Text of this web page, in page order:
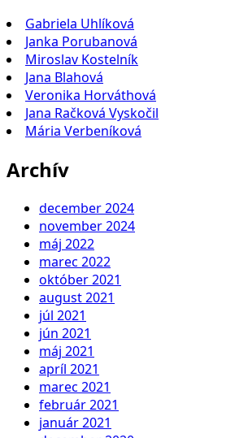
Gabriela Uhlíková
Janka Porubanová
Miroslav Kostelník
Jana Blahová
Veronika Horváthová
Jana Račková Vyskočil
Mária Verbeníková
Archív
december 2024
november 2024
máj 2022
marec 2022
október 2021
august 2021
júl 2021
jún 2021
máj 2021
apríl 2021
marec 2021
február 2021
január 2021